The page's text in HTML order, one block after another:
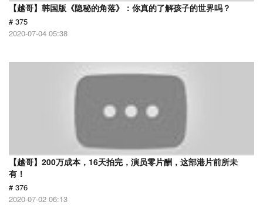
【越哥】韩国版《隐秘的角落》：你真的了解孩子的世界吗？
# 375
2020-07-04 05:38
【越哥】200万成本，16天拍完，演员零片酬，这部港片前所未
有！
# 376
2020-07-02 06:13